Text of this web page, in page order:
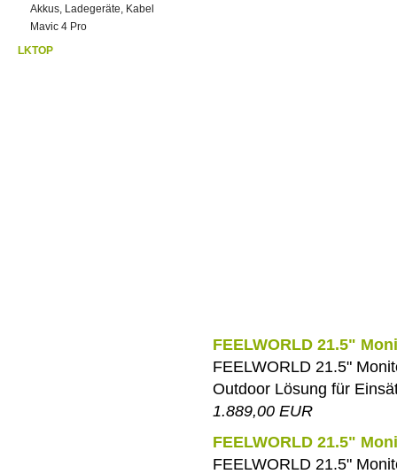
Akkus, Ladegeräte, Kabel
Mavic 4 Pro
LKTOP
FEELWORLD 21.5"
FEELWORLD 21.5"
Outdoor Lösung für
1.889,00 EUR
FEELWORLD 21.5"
FEELWORLD 21.5"